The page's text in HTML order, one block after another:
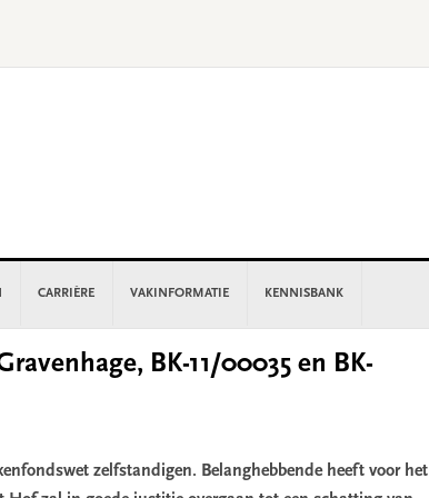
CARRIÈRE VAKINFORMATIE KENNISBANK
BK-11/00035 en BK-
zelfstandigen. Belanghebbende heeft voor het